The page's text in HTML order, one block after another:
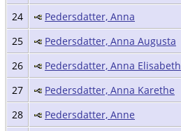
24
Pedersdatter, Anna
25
Pedersdatter, Anna Augusta
26
Pedersdatter, Anna Elisabeth
27
Pedersdatter, Anna Karethe
28
Pedersdatter, Anne